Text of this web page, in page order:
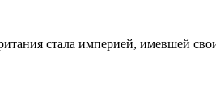
стала империей, имевшей